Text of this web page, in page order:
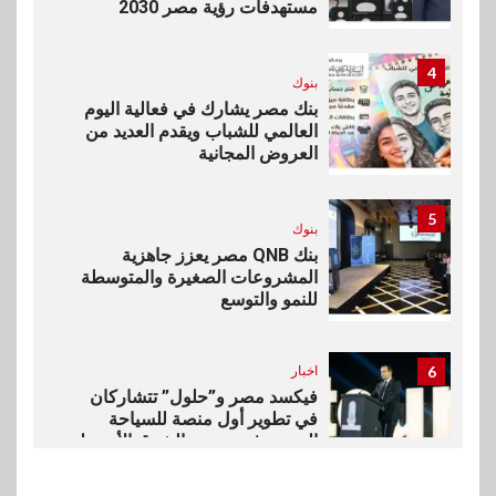
مستهدفات رؤية مصر 2030
4
بنوك
بنك مصر يشارك في فعالية اليوم
العالمي للشباب ويقدم العديد من
العروض المجانية
5
بنوك
بنك QNB مصر يعزز جاهزية
المشروعات الصغيرة والمتوسطة
للنمو والتوسع
6 اخبار
فيكسد مصر و”حلول” تتشاركان
في تطوير أول منصة للسياحة
الصحية في مصر والشرق الأوسط